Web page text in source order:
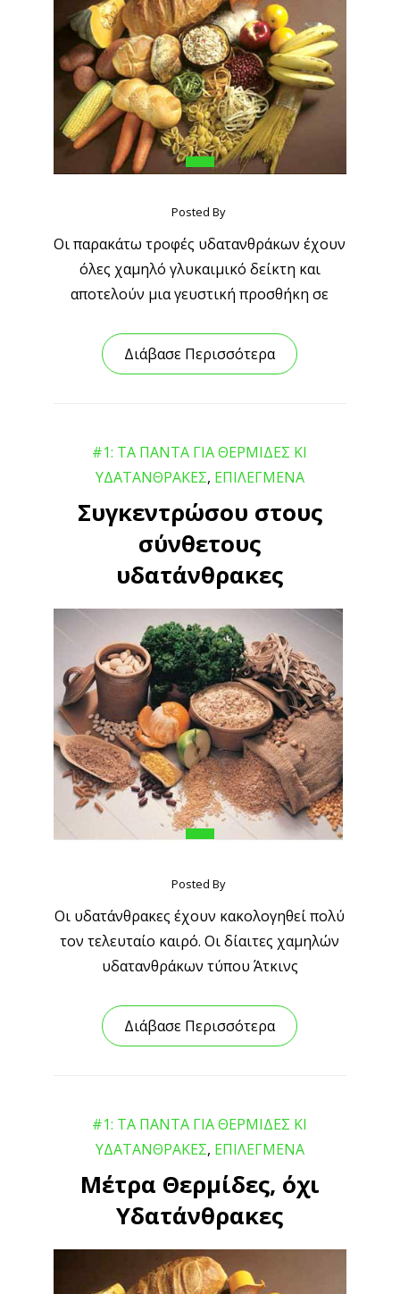
Posted By
Οι παρακάτω τροφές υδατανθράκων έχουν
όλες χαμηλό γλυκαιμικό δείκτη και
αποτελούν μια γευστική προσθήκη σε
Διάβασε Περισσότερα
#1: ΤΑ ΠΑΝΤΑ ΓΙΑ ΘΕΡΜΙΔΕΣ ΚΙ
ΥΔΑΤΑΝΘΡΑΚΕΣ, ΕΠΙΛΕΓΜΕΝΑ
Συγκεντρώσου στους
σύνθετους
υδατάνθρακες
Posted By
Οι υδατάνθρακες έχουν κακολογηθεί πολύ
τον τελευταίο καιρό. Οι δίαιτες χαμηλών
υδατανθράκων τύπου Άτκινς
Διάβασε Περισσότερα
#1: ΤΑ ΠΑΝΤΑ ΓΙΑ ΘΕΡΜΙΔΕΣ ΚΙ
ΥΔΑΤΑΝΘΡΑΚΕΣ, ΕΠΙΛΕΓΜΕΝΑ
Μέτρα Θερμίδες, όχι
Υδατάνθρακες